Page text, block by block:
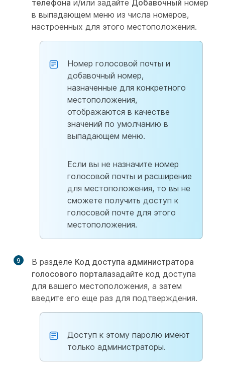
телефона и/или задайте Добавочный номер
в выпадающем меню из числа номеров,
настроенных для этого местоположения.
Номер голосовой почты и
добавочный номер,
назначенные для конкретного
местоположения,
отображаются в качестве
значений по умолчанию в
выпадающем меню.
Если вы не назначите номер
голосовой почты и расширение
для местоположения, то вы не
сможете получить доступ к
голосовой почте для этого
местоположения.
9 В разделе Код доступа администратора
голосового порталазадайте код доступа
для вашего местоположения, а затем
введите его еще раз для подтверждения.
Доступ к этому паролю имеют
только администраторы.